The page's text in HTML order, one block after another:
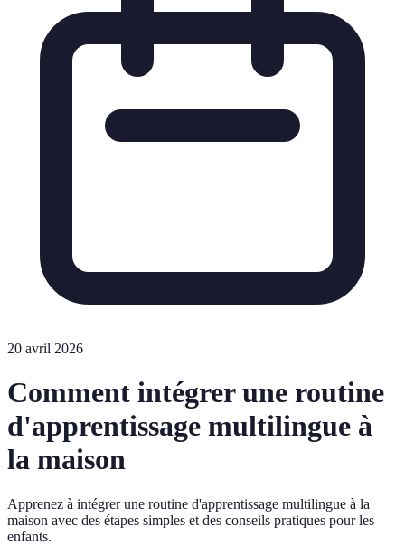
20 avril 2026
Comment intégrer une routine
d'apprentissage multilingue à
la maison
Apprenez à intégrer une routine d'apprentissage multilingue à la
maison avec des étapes simples et des conseils pratiques pour les
enfants.